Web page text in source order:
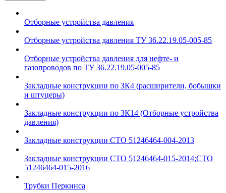
Отборные устройства давления
Отборные устройства давления ТУ 36.22.19.05-005-85
Отборные устройства давления для нефте- и
газопроводов по ТУ 36.22.19.05-005-85
Закладные конструкции по ЗК4 (расширители, бобышки
и штуцеры)
Закладные конструкции по ЗК14 (Отборные устройства
давления)
Закладные конструкции СТО 51246464-004-2013
Закладные конструкции СТО 51246464-015-2014;СТО
51246464-015-2016
Трубки Перкинса